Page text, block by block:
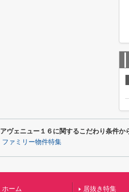
アヴェニュー１６に関するこだわり条件か
ファミリー物件特集
ホーム 居抜き特集